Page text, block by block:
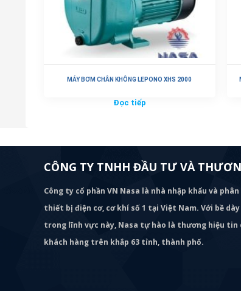
MÁY BƠM CHÂN KHÔNG LEPONO XHS 2000
Đọc tiếp
CÔNG TY TNHH ĐẦU TƯ VÀ
Công ty cổ phần VN Nasa là nhà nhập khẩu và
thiết bị điện cơ, cơ khí số 1 tại Việt Nam. Với bề
trong lĩnh vực này, Nasa tự hào là thương hiệu tin
khách hàng trên khắp 63 tỉnh, thành phố.